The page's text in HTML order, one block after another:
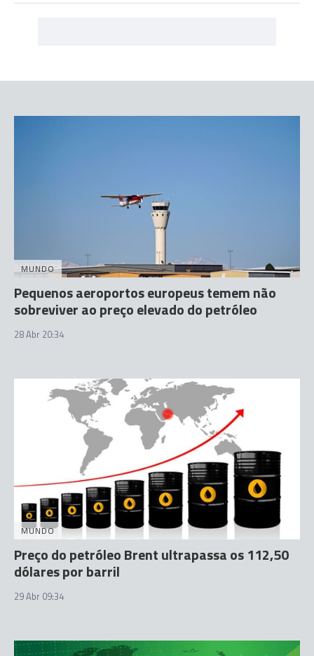
MUNDO
Pequenos aeroportos europeus temem não
sobreviver ao preço elevado do petróleo
28 Abr 20:34
MUNDO
Preço do petróleo Brent ultrapassa os 112,50
dólares por barril
29 Abr 09:34